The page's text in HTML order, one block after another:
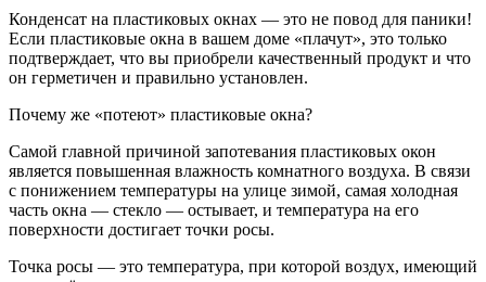
Конденсат на пластиковых окнах — это не повод для паники!
Если пластиковые окна в вашем доме «плачут», это только
подтверждает, что вы приобрели качественный продукт и что
он герметичен и правильно установлен.
Почему же «потеют» пластиковые окна?
Самой главной причиной запотевания пластиковых окон
является повышенная влажность комнатного воздуха. В связи
с понижением температуры на улице зимой, самая холодная
часть окна — стекло — остывает, и температура на его
поверхности достигает точки росы.
Точка росы — это температура, при которой воздух, имеющий